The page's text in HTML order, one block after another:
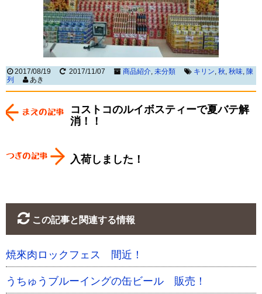
2017/08/19 2017/11/07 商品紹介, 未分類 キリン, 秋, 秋味, 陳
列
あき
コストコのルイボスティーで夏バテ解
消！！
入荷しました！
この記事と関連する情報
焼來肉ロックフェス 間近！
うちゅうブルーイングの缶ビール 販売！